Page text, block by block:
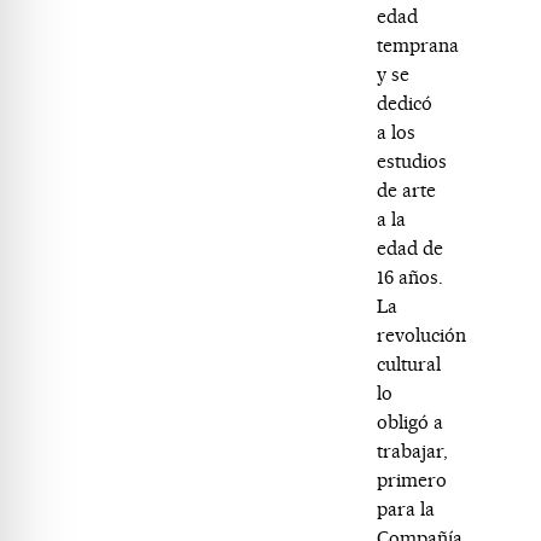
edad
temprana
y se
dedicó
a los
estudios
de arte
a la
edad de
16 años.
La
revolución
cultural
lo
obligó a
trabajar,
primero
para la